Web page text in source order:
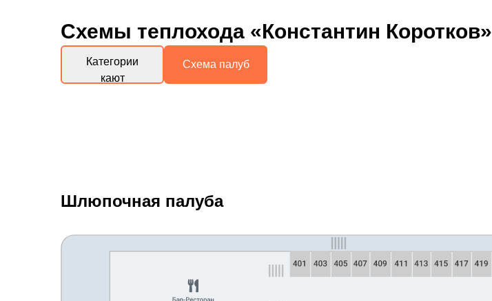
Схемы теплохода «Константин Коротков»
Категории
кают
Схема палуб
Шлюпочная палуба